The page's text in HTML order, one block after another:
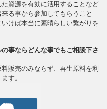
資源を有効に活用することなど
る事から参加してもらうこと
けば本当に素晴らしい繋がりを
事ならどんな事でもご相談下さ
販売のみならず、再生原料を利
す。